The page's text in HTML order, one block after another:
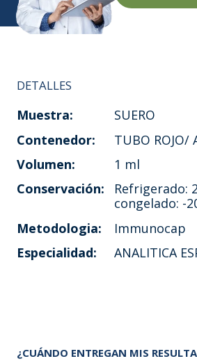
DETALLES
Muestra:
SUERO
Contenedor:
TUBO ROJO/
Volumen:
1 ml
Conservación:
Refrigerado:
congelado: -
Metodologia:
Immunocap
Especialidad:
ANALITICA
¿CUÁNDO ENTREGAN MIS